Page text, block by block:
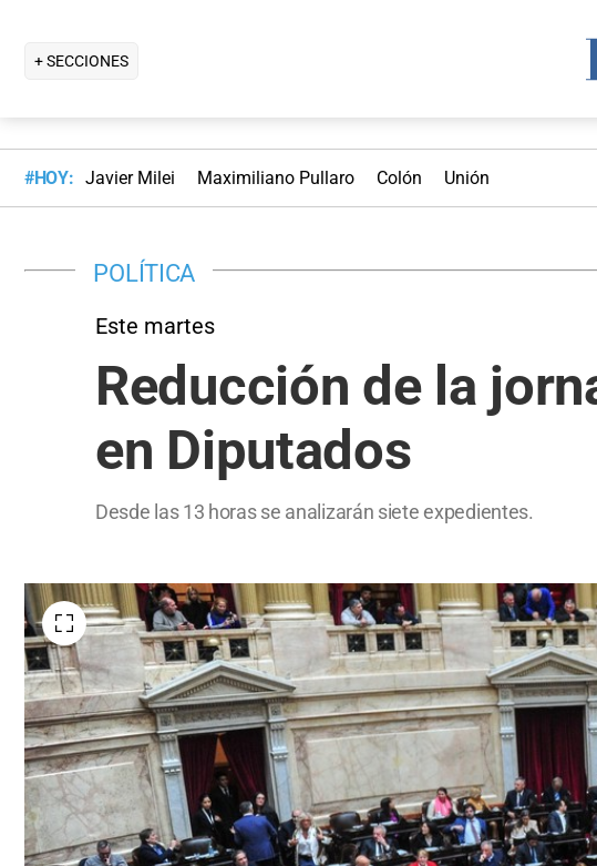
+ SECCIONES
#HOY: Javier Milei Maximiliano Pullaro Colón Unión
POLÍTICA
Este martes
Reducción de la
en Diputados
Desde las 13 horas se analizarán siete expedientes.